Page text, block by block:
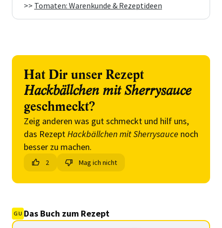
>> Tomaten: Warenkunde & Rezeptideen
Hat Dir unser Rezept
Hackbällchen mit Sherrysauce
geschmeckt?
Zeig anderen was gut schmeckt und hilf uns,
das RezeptHackbällchen mit Sherrysauce noch
besser zu machen.
2 Mag ich nicht
Das Buch zum Rezept